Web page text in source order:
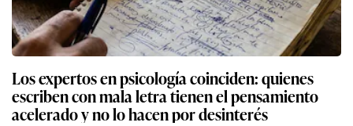
Los expertos en psicología coinciden: quienes
escriben con mala letra tienen el pensamiento
acelerado y no lo hacen por desinterés